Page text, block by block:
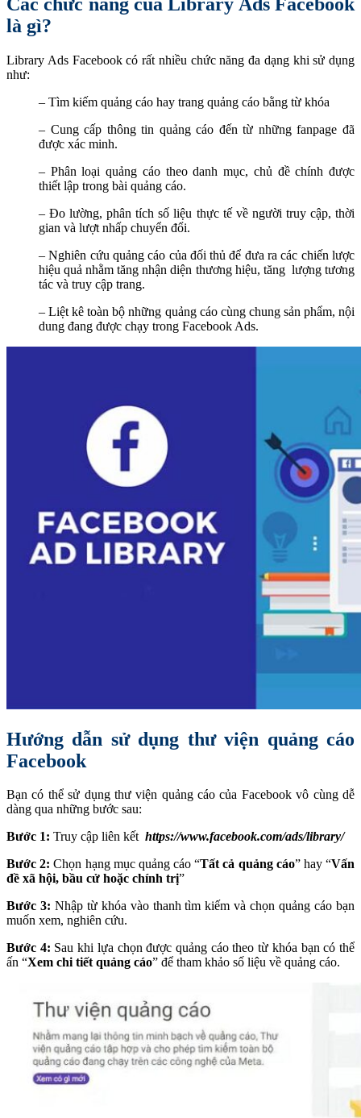
là gì?
Library Ads Facebook có rất nhiều chức năng đa dạng khi sử dụng
như:
– Tìm kiếm quảng cáo hay trang quảng cáo bằng từ khóa
– Cung cấp thông tin quảng cáo đến từ những fanpage đã
được xác minh.
– Phân loại quảng cáo theo danh mục, chủ đề chính được
thiết lập trong bài quảng cáo.
– Đo lường, phân tích số liệu thực tế về người truy cập, thời
gian và lượt nhấp chuyển đổi.
– Nghiên cứu quảng cáo của đối thủ để đưa ra các chiến lược
hiệu quả nhằm tăng nhận diện thương hiệu, tăng lượng tương
tác và truy cập trang.
– Liệt kê toàn bộ những quảng cáo cùng chung sản phẩm, nội
dung đang được chạy trong Facebook Ads.
Hướng dẫn sử dụng thư viện quảng cáo
Facebook
Bạn có thể sử dụng thư viện quảng cáo của Facebook vô cùng dễ
dàng qua những bước sau:
Bước 1: Truy cập liên kết https://www.facebook.com/ads/library/
Bước 2: Chọn hạng mục quảng cáo “Tất cả quảng cáo” hay “Vấn
đề xã hội, bầu cử hoặc chính trị”
Bước 3: Nhập từ khóa vào thanh tìm kiếm và chọn quảng cáo bạn
muốn xem, nghiên cứu.
Bước 4: Sau khi lựa chọn được quảng cáo theo từ khóa bạn có thể
ấn “Xem chi tiết quảng cáo” để tham khảo số liệu về quảng cáo.